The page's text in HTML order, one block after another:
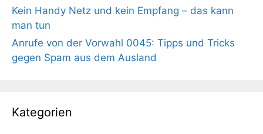
Kein Handy Netz und kein Empfang – das kann
man tun
Anrufe von der Vorwahl 0045: Tipps und Tricks
gegen Spam aus dem Ausland
Kategorien